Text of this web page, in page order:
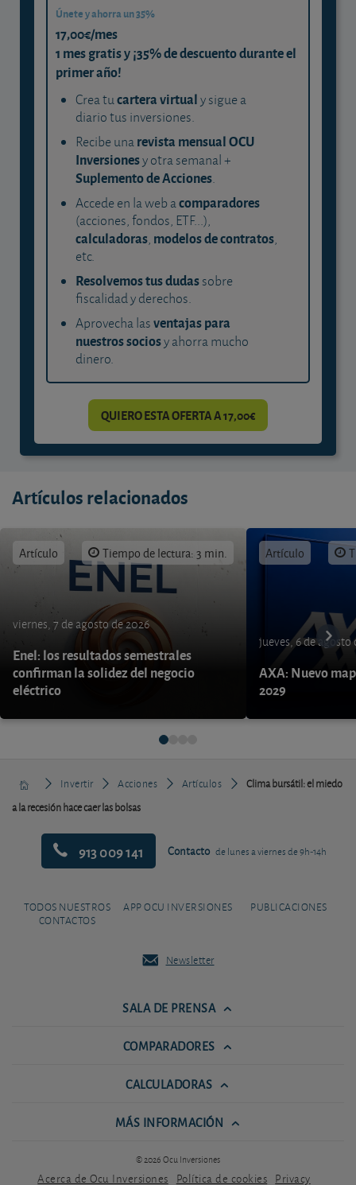
Únete y ahorra un 35%
17,00€/mes
1 mes gratis y ¡35% de descuento durante el
primer año!
Crea tucartera virtualy sigue a
diario tus inversiones.
Recibe unarevista mensual OCU
Inversionesy otra semanal +
Suplemento de Acciones.
Accede en la web acomparadores
(acciones, fondos, ETF...),
calculadoras, modelos de contratos,
etc.
Resolvemos tus dudassobre
fiscalidad y derechos.
Aprovecha lasventajas para
nuestros sociosy ahorra mucho
dinero.
QUIERO ESTA OFERTA A 17,00€
Artículos relacionados
Artículo Tiempo de lectura: 3 min.
viernes, 7 de agosto de 2026
Enel: los resultados semestrales
confirman la solidez del negocio
eléctrico
Artículo
jueves, 6 de agosto
AXA: Nuevo
2029
Invertir Acciones Artículos
Clima bursátil: el miedo
a la recesión hace caer las bolsas
913 009 141 Contacto de lunes a viernes de 9h-14h
TODOS NUESTROS
CONTACTOS
APP OCU INVERSIONES PUBLICACIONES
Newsletter
SALA DE PRENSA
COMPARADORES
CALCULADORAS
MÁS INFORMACIÓN
© 2026 Ocu Inversiones
Acerca de Ocu Inversiones Política de cookies Privacy